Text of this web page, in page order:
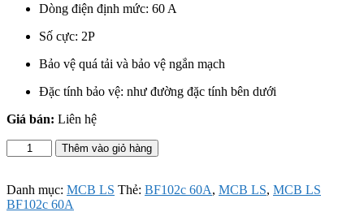
Dòng điện định mức: 60 A
Số cực: 2P
Bảo vệ quá tải và bảo vệ ngắn mạch
Đặc tính bảo vệ: như đường đặc tính bên dưới
Giá bán: Liên hệ
MCB
LS
60A
số
Thêm vào giỏ hàng
Danh mục: MCB LS Thẻ: BF102c 60A, MCB LS, MCB LS
BF102c 60A